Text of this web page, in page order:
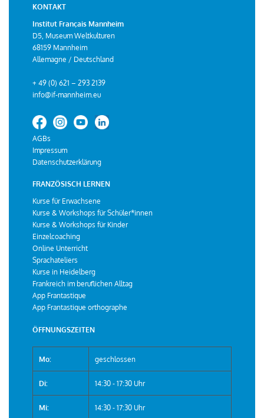
KONTAKT
Institut Français Mannheim
D5, Museum Weltkulturen
68159 Mannheim
Allemagne / Deutschland
+ 49 (0) 621 – 293 2139
info@if-mannheim.eu
AGBs
Impressum
Datenschutzerklärung
FRANZÖSISCH LERNEN
Kurse für Erwachsene
Kurse & Workshops für Schüler*innen
Kurse & Workshops für Kinder
Einzelcoaching
Online Unterricht
Sprachateliers
Kurse in Heidelberg
Frankreich im beruflichen Alltag
App Frantastique
App Frantastique orthographe
ÖFFNUNGSZEITEN
Mo: geschlossen
Di: 14:30 - 17:30 Uhr
Mi: 14:30 - 17:30 Uhr